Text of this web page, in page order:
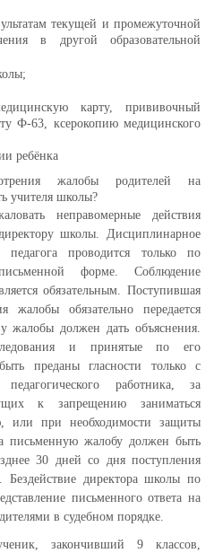
текущей и промежуточной
в другой образовательной
карту, прививочный
Ф-63, ксерокопию медицинского
ребёнка
жалобы родителей на
учителя школы?
неправомерные действия
школы. Дисциплинарное
проводится только по
форме. Соблюдение
обязательным. Поступившая
жалобы обязательно передается
жалобы должен дать объяснения.
и принятые по его
преданы гласности только с
педагогического работника, за
к запрещению заниматься
или при необходимости защиты
письменную жалобу должен быть
30 дней со дня поступления
директора школы по
письменного ответа на
в судебном порядке.
закончивший 9 классов,